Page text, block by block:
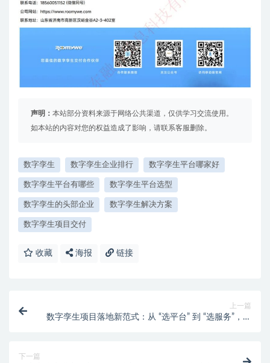
声明： 本站部分资料来源于网络公共渠道，仅供学习交流使用。
如本站的内容对您的权益造成了影响，请联系客服删除。
数字孪生 数字孪生企业排行 数字孪生平台哪家好
数字孪生平台有哪些 数字孪生平台选型
数字孪生的头部企业 数字孪生解决方案
数字孪生项目交付
收藏 海报 链接
上一篇
数字孪生项目落地新范式：从 “选平台” 到 “选服务”，破
下一篇